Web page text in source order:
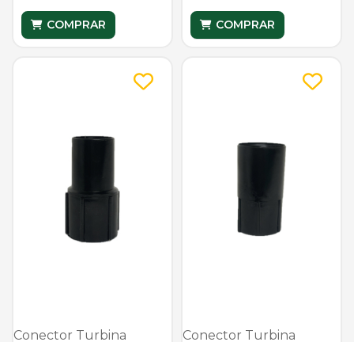
COMPRAR COMPRAR
Conector Turbina Conector Turbina